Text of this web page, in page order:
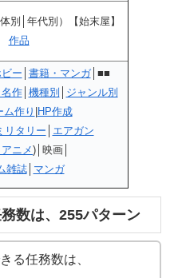
体別│年代別）【始末屋】
作品
ー 書籍・マンガ│■■
作│ 機種別
ジャンル別
ム作り HP作成
リタリー
エアガン
ニメ)│映画│
雑誌│ マンガ
数は、255パターン
る任務数は、